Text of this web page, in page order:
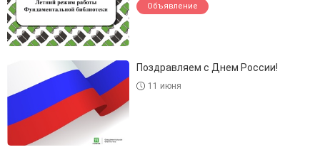
Объявление
Поздравляем с Днем России!
11 июня